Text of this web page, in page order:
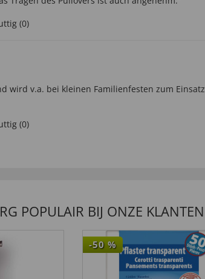
(0)
wird v.a. bei kleinen Familienfesten zum Einsatz
(0)
POPULAIR BIJ ONZE KLANTEN
-50 %